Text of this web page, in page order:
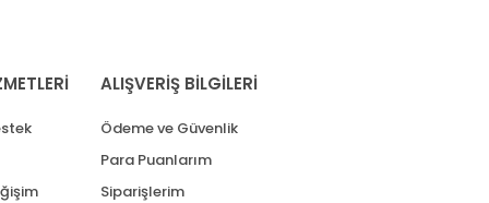
ALIŞVERİŞ BİLGİLERİ
Ödeme ve Güvenlik
Para Puanlarım
Siparişlerim